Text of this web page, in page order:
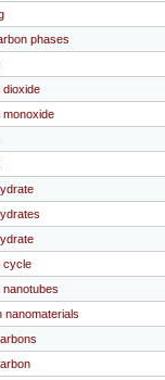
phases
cycle
nanomaterials